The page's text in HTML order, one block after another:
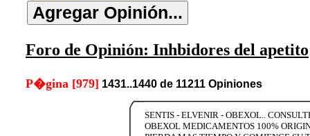
Foro de Opinión: Inhbidores del apetito
P�gina [979] 1431..1440 de 11211 Opiniones
SENTIS - ELVENIR - OBEXOL..
OBEXOL MEDICAMENTOS 100%